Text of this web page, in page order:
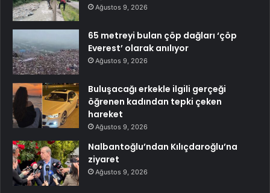
Ağustos 9, 2026
65 metreyi bulan çöp dağları ‘çöp
Everest’ olarak anılıyor
Ağustos 9, 2026
Buluşacağı erkekle ilgili gerçeği
öğrenen kadından tepki çeken
hareket
Ağustos 9, 2026
Nalbantoğlu’ndan Kılıçdaroğlu’na
ziyaret
Ağustos 9, 2026